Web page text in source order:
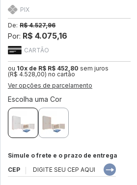
CARTÃO
ou 10x de R$ R$ 452,80 sem juros
(R$ 4.528,00) no cartão
Ver opções de parcelamento
PIX
De: R$ 4.527,96
Por: R$ 4.075,16
Escolha uma Cor
Simule o frete e o prazo de entrega
CEP